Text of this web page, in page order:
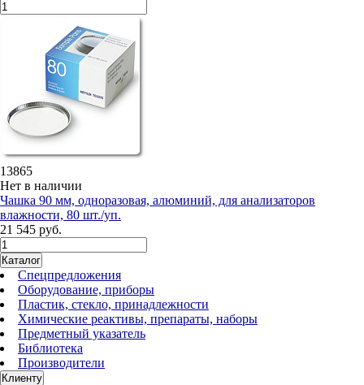
13865
Нет в наличии
Чашка 90 мм, одноразовая, алюминий, для анализаторов
влажности, 80 шт./уп.
21 545 руб.
Каталог
Спецпредложения
Оборудование, приборы
Пластик, стекло, принадлежности
Химические реактивы, препараты, наборы
Предметный указатель
Библиотека
Производители
Клиенту